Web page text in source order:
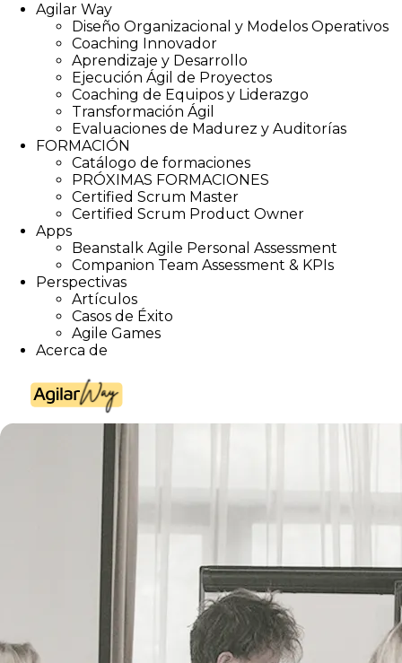
Agilar Way
Diseño Organizacional y Modelos Operativos
Coaching Innovador
Aprendizaje y Desarrollo
Ejecución Ágil de Proyectos
Coaching de Equipos y Liderazgo
Transformación Ágil
Evaluaciones de Madurez y Auditorías
FORMACIÓN
Catálogo de formaciones
PRÓXIMAS FORMACIONES
Certified Scrum Master
Certified Scrum Product Owner
Apps
Beanstalk Agile Personal Assessment
Companion Team Assessment & KPIs
Perspectivas
Artículos
Casos de Éxito
Agile Games
Acerca de